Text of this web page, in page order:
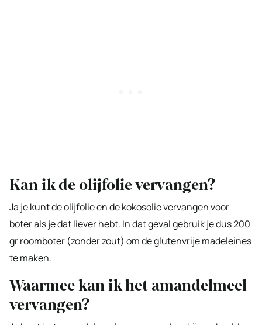
Kan ik de olijfolie vervangen?
Ja je kunt de olijfolie en de kokosolie vervangen voor
boter als je dat liever hebt. In dat geval gebruik je dus 200
gr roomboter (zonder zout) om de glutenvrije madeleines
te maken.
Waarmee kan ik het amandelmeel
vervangen?